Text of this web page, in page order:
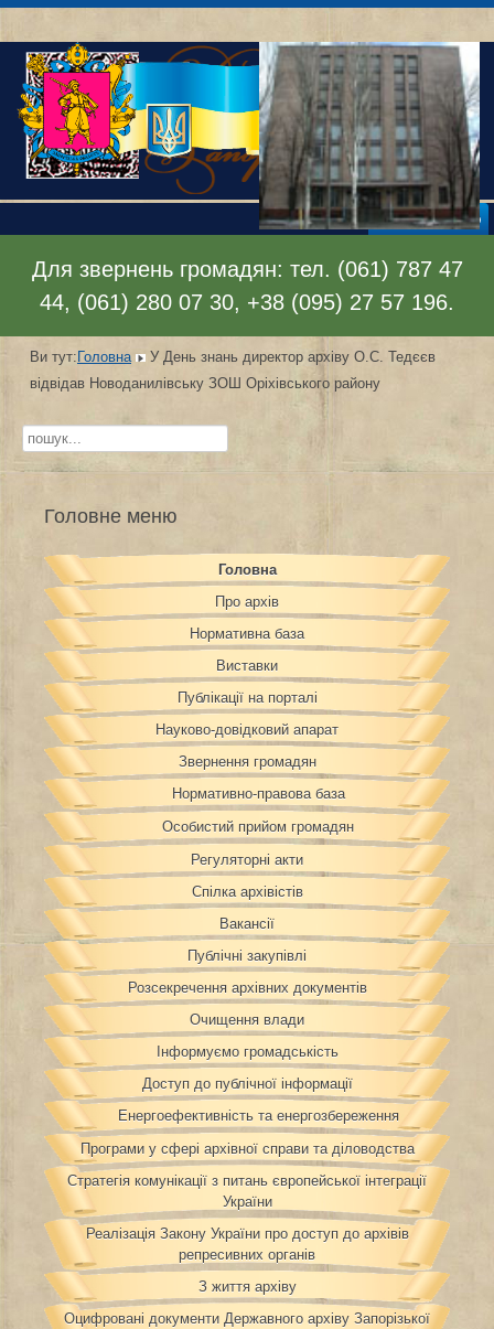
Відкрити меню
Для звернень громадян: тел. (061) 787 47
44, (061) 280 07 30, +38 (095) 27 57 196.
Ви тут:Головна
У День знань директор архіву О.С. Тедєєв
відвідав Новоданилівську ЗОШ Оріхівського району
Пошук...
Головне меню
Головна
Про архів
Нормативна база
Виставки
Публікації на порталі
Науково-довідковий апарат
Звернення громадян
Нормативно-правова база
Особистий прийом громадян
Регуляторні акти
Спілка архівістів
Вакансії
Публічні закупівлі
Розсекречення архівних документів
Очищення влади
Інформуємо громадськість
Доступ до публічної інформації
Енергоефективність та енергозбереження
Програми у сфері архівної справи та діловодства
Стратегія комунікації з питань європейської інтеграції
України
Реалізація Закону України про доступ до архівів
репресивних органів
З життя архіву
Оцифровані документи Державного архіву Запорізької